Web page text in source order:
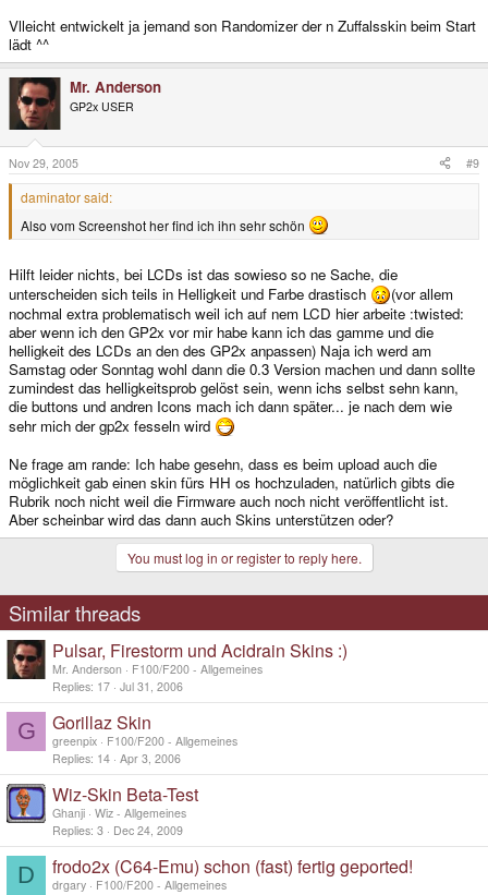
Vlleicht entwickelt ja jemand son Randomizer der n Zuffalsskin beim Start
lädt ^^
Mr. Anderson
GP2x USER
Nov 29, 2005 #9
daminator said:
Also vom Screenshot her find ich ihn sehr schön
Hilft leider nichts, bei LCDs ist das sowieso so ne Sache, die
unterscheiden sich teils in Helligkeit und Farbe drastisch
(vor allem
nochmal extra problematisch weil ich auf nem LCD hier arbeite :twisted:
aber wenn ich den GP2x vor mir habe kann ich das gamme und die
helligkeit des LCDs an den des GP2x anpassen) Naja ich werd am
Samstag oder Sonntag wohl dann die 0.3 Version machen und dann sollte
zumindest das helligkeitsprob gelöst sein, wenn ichs selbst sehn kann,
die buttons und andren Icons mach ich dann später... je nach dem wie
sehr mich der gp2x fesseln wird
Ne frage am rande: Ich habe gesehn, dass es beim upload auch die
möglichkeit gab einen skin fürs HH os hochzuladen, natürlich gibts die
Rubrik noch nicht weil die Firmware auch noch nicht veröffentlicht ist.
Aber scheinbar wird das dann auch Skins unterstützen oder?
You must log in or register to reply here.
Similar threads
Pulsar, Firestorm und Acidrain Skins :)
Mr. Anderson
F100/F200 - Allgemeines
Replies 17 Jul 31, 2006
G Gorillaz Skin
greenpix
F100/F200 - Allgemeines
Replies 14 Apr 3, 2006
Wiz-Skin Beta-Test
Ghanji Wiz - Allgemeines
Replies 3 Dec 24, 2009
D frodo2x (C64-Emu) schon (fast) fertig geported!
drgary
F100/F200 - Allgemeines